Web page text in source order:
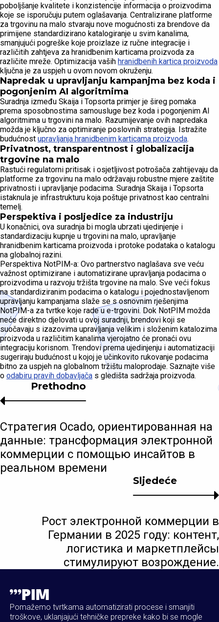
poboljšanje kvalitete i konzistencije informacija o proizvodima
koje se isporučuju putem oglašavanja. Centralizirane platforme
za trgovinu na malo stvaraju nove mogućnosti za brendove da
primijene standardizirano katalogiranje u svim kanalima,
smanjujući pogreške koje proizlaze iz ručne integracije i
različitih zahtjeva za hranidbenim karticama proizvoda za
različite mreže. Optimizacija vaših hranidbenih kartica proizvoda
ključna je za uspjeh u ovom novom okruženju.
Napredak u upravljanju kampanjma bez koda i
pogonjenim AI algoritmima
Suradnja između Skaija i Topsorta primjer je šireg pomaka
prema sposobnostima samousluge bez koda i pogonjenim AI
algoritmima u trgovini na malo. Razumijevanje ovih napredaka
možda je ključno za optimiranje poslovnih strategija. Istražite
budućnost upravljanja hranidbenim karticama proizvoda.
Privatnost, transparentnost i globalizacija
trgovine na malo
Rastući regulatorni pritisak i osjetljivost potrošača zahtijevaju da
platforme za trgovinu na malo održavaju robustne mjere zaštite
privatnosti i upravljanje podacima. Suradnja Skaija i Topsorta
istaknula je infrastrukturu koja poštuje privatnost kao centralni
temelj.
Perspektiva i posljedice za industriju
U konačnici, ova suradnja bi mogla ubrzati ujedinjenje i
standardizaciju kupnje u trgovini na malo, upravljanje
hranidbenim karticama proizvoda i protoke podataka o katalogu
na globalnoj razini.
Perspektiva NotPIM-a: Ovo partnerstvo naglašava sve veću
važnost optimizirane i automatizirane upravljanja podacima o
proizvodima u razvoju tržišta trgovine na malo. Sve veći fokus
na standardiziranim podacima o katalogu i pojednostavljenom
upravljanju kampanjama slaže se s osnovnim rješenjima
NotPIM-a za tvrtke koje rade u e-trgovini. Dok NotPIM možda
neće direktno djelovati u ovoj suradnji, brendovi koji se
suočavaju s izazovima upravljanja velikim i složenim katalozima
proizvoda u različitim kanalima vjerojatno će pronaći ovu
integraciju korisnom. Trendovi prema ujedinjenju i automatizaciji
sugeriraju budućnost u kojoj je učinkovito rukovanje podacima
bitno za uspjeh na globalnom tržištu maloprodaje. Saznajte više
o odabiru pravih dobavljača s gledišta sadržaja proizvoda.
Sljedeće
Рост электронной коммерции в
Германии в 2025 году: контент,
логистика и маркетплейсы
стимулируют возрождение.
Prethodno
Стратегия Ocado, ориентированная на
данные: трансформация электронной
коммерции с помощью инсайтов в
реальном времени
Pomažemo tvrtkama automatizirati procese i smanjiti
troškove, uklanjajući tehničke prepreke kako bi se mogle